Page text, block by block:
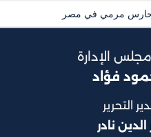
يشكون ضعف الرواتب ووقف التأمينات
الإدارة
فؤاد
التحرير
الدين نادر